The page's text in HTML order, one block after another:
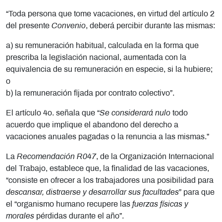
“Toda persona que tome vacaciones, en virtud del artículo 2
del presente Convenio, deberá percibir durante las mismas:
a) su remuneración habitual, calculada en la forma que
prescriba la legislación nacional, aumentada con la
equivalencia de su remuneración en especie, si la hubiere;
o
b) la remuneración fijada por contrato colectivo”.
El artículo 4o. señala que “Se considerará nulo todo
acuerdo que implique el abandono del derecho a
vacaciones anuales pagadas o la renuncia a las mismas.”
La Recomendación R047, de la Organización Internacional
del Trabajo, establece que, la finalidad de las vacaciones,
“consiste en ofrecer a los trabajadores una posibilidad para
descansar, distraerse y desarrollar sus facultades” para que
el “organismo humano recupere las fuerzas físicas y
morales pérdidas durante el año”.